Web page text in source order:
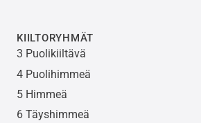
KIILTORYHMÄT
3 Puolikiiltävä
4 Puolihimmeä
5 Himmeä
6 Täyshimmeä